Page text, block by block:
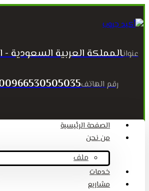
عنوانالمملكة العربية السعودية -
رقم الهاتف
الصفحة الرئيسية
من نحن
ملف
خدمات
مشاريع